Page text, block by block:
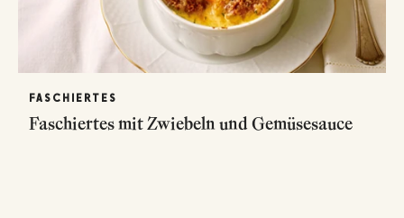
FASCHIERTES
Faschiertes mit Zwiebeln und Gemüsesauce